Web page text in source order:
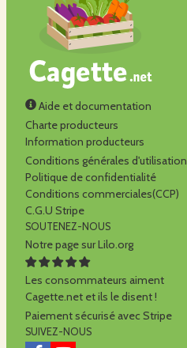
Aide et documentation
Charte producteurs
Information producteurs
Conditions générales d'utilisation
Politique de confidentialité
Conditions commerciales(CCP)
C.G.U Stripe
SOUTENEZ-NOUS
Notre page sur Lilo.org
Les consommateurs aiment
Cagette.net et ils le disent !
Paiement sécurisé avec Stripe
SUIVEZ-NOUS